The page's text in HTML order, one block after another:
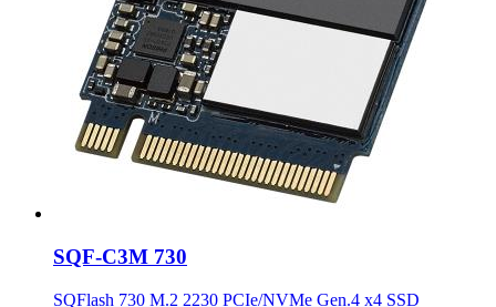
SQF-C3M 730
SQFlash 730 M.2 2230 PCIe/NVMe Gen.4 x4 SSD